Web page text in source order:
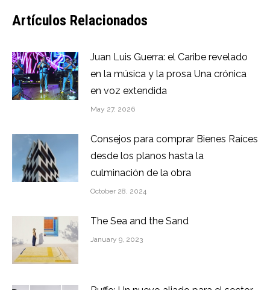
Artículos Relacionados
Juan Luis Guerra: el Caribe revelado
en la música y la prosa Una crónica
en voz extendida
May 27, 2026
Consejos para comprar Bienes Raíces
desde los planos hasta la
culminación de la obra
October 28, 2024
The Sea and the Sand
January 9, 2023